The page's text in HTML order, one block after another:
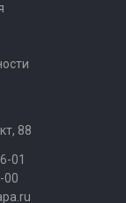
88
01
00